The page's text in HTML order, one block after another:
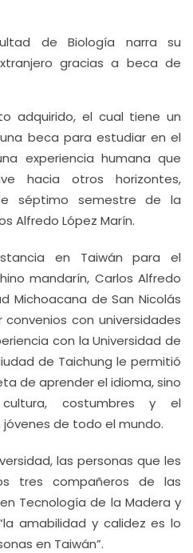
de Biología narra su
gracias a beca de
adquirido, el cual tiene un
beca para estudiar en el
experiencia humana que
hacia otros horizontes,
séptimo semestre de la
Alfredo López Marín.
en Taiwán para el
mandarín, Carlos Alfredo
Michoacana de San Nicolás
con universidades
con la Universidad de
de Taichung le permitió
de aprender el idioma, sino
costumbres y el
de todo el mundo.
las personas que les
tres compañeros de las
Tecnología de la Madera y
amabilidad y calidez es lo
en Taiwán”.